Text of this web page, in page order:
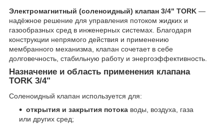
Электромагнитный (соленоидный) клапан 3/4" TORK —
надёжное решение для управления потоком жидких и
газообразных сред в инженерных системах. Благодаря
конструкции непрямого действия и применению
мембранного механизма, клапан сочетает в себе
долговечность, стабильную работу и энергоэффективность.
Назначение и область применения клапана
TORK 3/4"
Соленоидный клапан используется для:
открытия и закрытия потока воды, воздуха, газа
или других сред;